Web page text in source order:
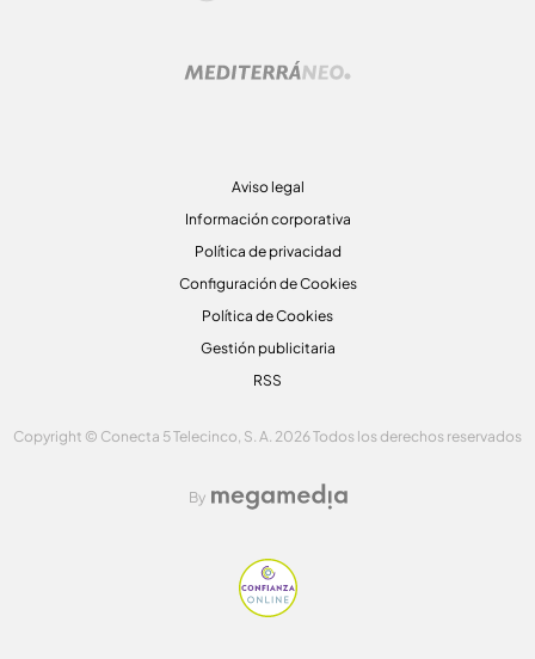
Aviso legal
Información corporativa
Política de privacidad
Configuración de Cookies
Política de Cookies
Gestión publicitaria
RSS
Copyright © Conecta 5 Telecinco, S. A. 2026 Todos los derechos reservados
By